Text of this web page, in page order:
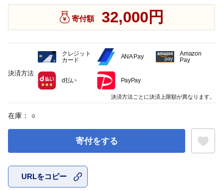
寄付額 32,000円
在庫： ○
寄付をする
URLをコピー
決済方法
クレジット
カード
ANA Pay
Amazon
Pay
d払い PayPay
決済方法ごとに決済上限額が異なります。